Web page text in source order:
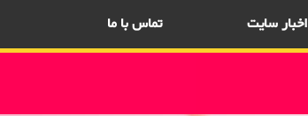
اخبار سایت تماس با ما